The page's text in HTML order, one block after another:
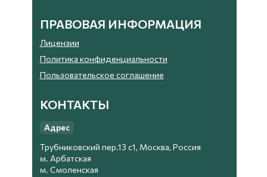
ПРАВОВАЯ ИНФОРМАЦИЯ
КОНТАКТЫ
Лицензии
Политика конфиденциальности
Пользовательское соглашение
Трубниковский пер.13 с1, Москва, Россия
м. Арбатская
м. Смоленская
Адрес